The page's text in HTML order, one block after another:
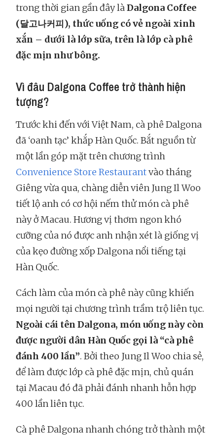
trong thời gian gần đây làDalgona Coffee
(달고나커피), thức uống có vẻ ngoài xinh
xắn – dưới là lớp sữa, trên là lớp cà phê
đặc mịn như bông.
Vì đâu Dalgona Coffee trở thành hiện
tượng?
Trước khi đến với Việt Nam, cà phê Dalgona
đã ‘oanh tạc’ khắp Hàn Quốc. Bắt nguồn từ
một lần góp mặt trên chương trình
Convenience Store Restaurantvào tháng
Giêng vừa qua, chàng diễn viên Jung Il Woo
tiết lộ anh có cơ hội nếm thử món cà phê
này ở Macau. Hương vị thơm ngon khó
cưỡng của nó được anh nhận xét là giống vị
của kẹo đường xốp Dalgona nổi tiếng tại
Hàn Quốc.
Cách làm của món cà phê này cũng khiến
mọi người tại chương trình trầm trộ liên tục.
Ngoài cái tên Dalgona, món uống này còn
được người dân Hàn Quốc gọi là “cà phê
đánh 400 lần”. Bởi theo Jung Il Woo chia sẻ,
để làm được lớp cà phê đặc mịn, chủ quán
tại Macau đó đã phải đánh nhanh hỗn hợp
400 lần liên tục.
Cà phê Dalgona nhanh chóng trở thành một